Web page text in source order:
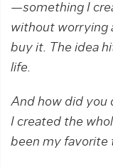
—something I
without worrying
buy it. The idea
life.
And how did you
I created the
been my favorite